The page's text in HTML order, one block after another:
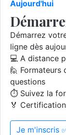
Aujourd'hui
Démarrez
ligne dès
💻 A distance
🙋 Formateurs
questions
⏱️ Suivez la
🏅
Je m'inscris